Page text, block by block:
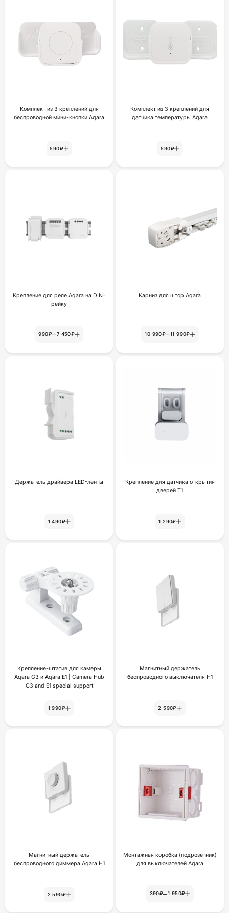
Комплект из 3 креплений для
беспроводной мини-кнопки Aqara
590₽
Комплект из 3 креплений для
датчика температуры Aqara
590₽
Крепление для реле Aqara на DIN-
рейку
990₽–7 450₽
Карниз для штор Aqara
10 990₽–11 990₽
Держатель драйвера LED-ленты
1 490₽
Крепление для датчика открытия
дверей Т1
1 290₽
Крепление-штатив для камеры
Aqara G3 и Aqara E1 | Camera Hub
G3 and E1 special support
1 990₽
Магнитный держатель
беспроводного выключателя H1
2 590₽
Магнитный держатель
беспроводного диммера Aqara H1
2 590₽
Монтажная коробка (подрозетник)
для выключателей Aqara
390₽–1 950₽